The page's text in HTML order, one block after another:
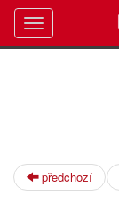
předchozí
Toggle
navigation